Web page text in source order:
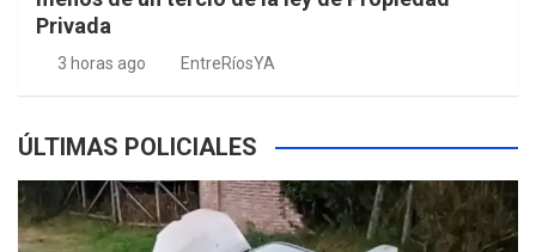
Privada
3 horas ago EntreRíosYA
ÚLTIMAS POLICIALES